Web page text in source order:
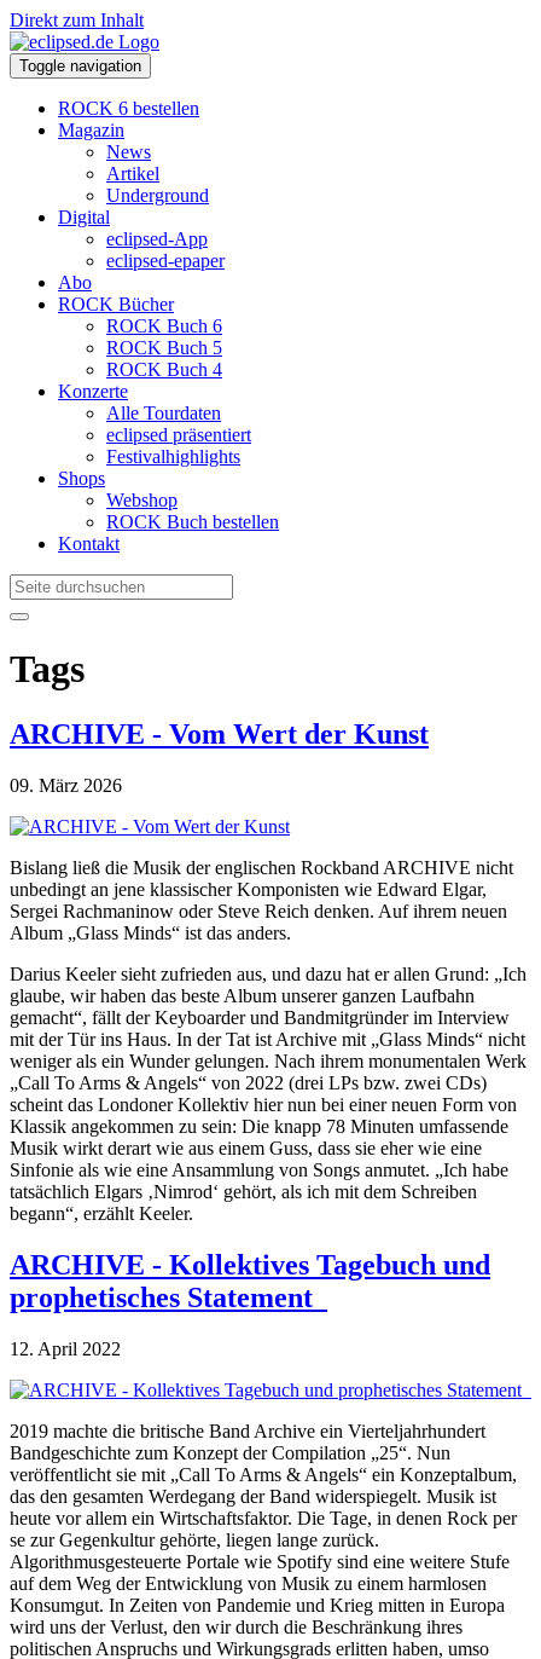
Direkt zum Inhalt
Toggle navigation
ROCK 6 bestellen
Magazin
News
Artikel
Underground
Digital
eclipsed-App
eclipsed-epaper
Abo
ROCK Bücher
ROCK Buch 6
ROCK Buch 5
ROCK Buch 4
Konzerte
Alle Tourdaten
eclipsed präsentiert
Festivalhighlights
Shops
Webshop
ROCK Buch bestellen
Kontakt
Tags
ARCHIVE - Vom Wert der Kunst
09. März 2026
Bislang ließ die Musik der englischen Rockband ARCHIVE nicht
unbedingt an jene klassischer Komponisten wie Edward Elgar,
Sergei Rachmaninow oder Steve Reich denken. Auf ihrem neuen
Album „Glass Minds“ ist das anders.
Darius Keeler sieht zufrieden aus, und dazu hat er allen Grund: „Ich
glaube, wir haben das beste Album unserer ganzen Laufbahn
gemacht“, fällt der Keyboarder und Bandmitgründer im Interview
mit der Tür ins Haus. In der Tat ist Archive mit „Glass Minds“ nicht
weniger als ein Wunder gelungen. Nach ihrem monumentalen Werk
„Call To Arms & Angels“ von 2022 (drei LPs bzw. zwei CDs)
scheint das Londoner Kollektiv hier nun bei einer neuen Form von
Klassik angekommen zu sein: Die knapp 78 Minuten umfassende
Musik wirkt derart wie aus einem Guss, dass sie eher wie eine
Sinfonie als wie eine Ansammlung von Songs anmutet. „Ich habe
tatsächlich Elgars ‚Nimrod‘ gehört, als ich mit dem Schreiben
begann“, erzählt Keeler.
ARCHIVE - Kollektives Tagebuch und
prophetisches Statement
12. April 2022
2019 machte die britische Band Archive ein Vierteljahrhundert
Bandgeschichte zum Konzept der Compilation „25“. Nun
veröffentlicht sie mit „Call To Arms & Angels“ ein Konzeptalbum,
das den gesamten Werdegang der Band widerspiegelt. Musik ist
heute vor allem ein Wirtschaftsfaktor. Die Tage, in denen Rock per
se zur Gegenkultur gehörte, liegen lange zurück.
Algorithmusgesteuerte Portale wie Spotify sind eine weitere Stufe
auf dem Weg der Entwicklung von Musik zu einem harmlosen
Konsumgut. In Zeiten von Pandemie und Krieg mitten in Europa
wird uns der Verlust, den wir durch die Beschränkung ihres
politischen Anspruchs und Wirkungsgrads erlitten haben, umso